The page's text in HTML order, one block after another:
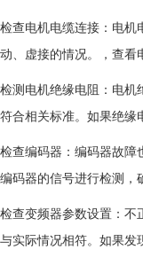
检查电机电缆连接：电机
动、虚接的情况。，查看
检测电机绝缘电阻：电机
符合相关标准。如果绝缘
检查编码器：编码器故障
编码器的信号进行检测，
检查变频器参数设置：不
与实际情况相符。如果发